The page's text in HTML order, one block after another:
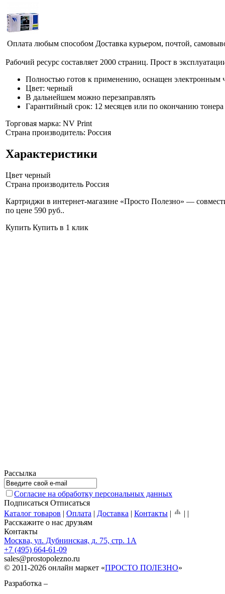
Оплата любым способом Доставка курьером, почтой,
Рабочий ресурс составляет 2000 страниц. Прост в
Полностью готов к применению, оснащен электронным
Цвет: черный
В дальнейшем можно перезаправлять
Гарантийный срок: 12 месяцев или по окончанию тонера
Торговая марка: NV Print
Страна производитель: Россия
Характеристики
Цвет черный
Страна производитель Россия
Картриджи в интернет-магазине «Просто Полезно» —
по цене 590 руб..
Купить Купить в 1 клик
Рассылка
Согласие на обработку персональных данных
Подписаться Отписаться
Каталог товаров | Оплата | Доставка | Контакты | | |
Расскажите о нас друзьям
Контакты
Москва, ул. Дубнинская, д. 75, стр. 1А
+7 (495) 664-61-09
sales@prostopolezno.ru
© 2011-2026 онлайн маркет «ПРОСТО ПОЛЕЗНО»
Разработка –